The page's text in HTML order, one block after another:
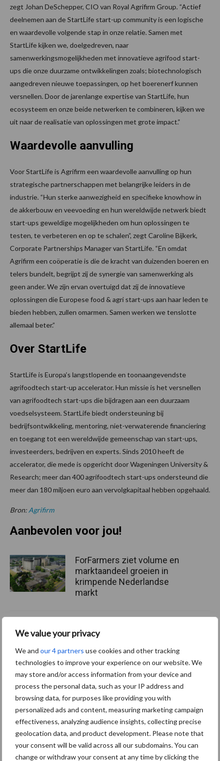
We value your privacy
We and our 4 partners use cookies and other tracking
technologies to improve your experience on our website. We
may store and/or access information from your device and
process the personal data, such as your IP address and
browsing data, for purposes like providing you with
personalized ads and content, measuring marketing campaign
effectiveness, analyzing audience insights, collecting precise
geolocation data, and product development. Please note that
your consent will be valid across all our subdomains. You can
change or withdraw your consent at any time by clicking the
zegt Johan DeSchepper, CIO van Royal Agrifirm Group. “Actief
deelnemen aan de StartLife start-up community is een logische
en waardevolle volgende stap in onze relatie. Samen met
StartLife kijken we, doelgedreven, naar
samenwerkingsmogelijkheden met innovatieve agrifood start-
ups die onze duurzame ontwikkelingen zoals; biotechnologisch
aangedreven nieuwe toepassingen, op het boerenerf kunnen
versnellen. Door de jarenlange expertise van StartLife, hun
ecosysteem en onze beide netwerken te combineren, kijken we
uit naar de realisatie van oplossingen met grote impact.”
Waardevolle aanvulling
Voor StartLife is Agrifirm een waardevolle aanvulling op hun
strategische partnerschappen met belangrijke leiders in de
industrie. “Hun sterke aanwezigheid en specifieke knowhow in
de akkerbouw en veevoeding en hun wereldwijde netwerk biedt
start-ups geweldige mogelijkheden om hun oplossingen te
testen, te verbeteren en op te schalen”, zegt Caroline Bijkerk,
Corporate Partnerships Manager van StartLife. “En omdat
Agrifirm een coöperatie is die de kracht van duizenden boeren en
telers bundelt, begrijpt zij de synergie van samenwerking als
geen ander. We zijn ervan overtuigd dat zij de innovatieve
oplossingen die Europese food & agri start-ups aan haar leden te
bieden hebben, zullen omarmen. Samen werken we tenslotte
allemaal beter.”
Over StartLife
StartLife is Europa’s langstlopende en toonaangevendste
agrifoodtech start-up accelerator. Hun missie is het versnellen
van agrifoodtech start-ups die bijdragen aan een duurzaam
voedselsysteem. StartLife biedt ondersteuning bij
bedrijfsontwikkeling, mentoring, niet-verwaterende financiering
en toegang tot een wereldwijde gemeenschap van start-ups,
investeerders, bedrijven en experts. Sinds 2010 heeft de
accelerator, die mede is opgericht door Wageningen University &
Research; meer dan 400 agrifoodtech start-ups ondersteund die
meer dan 180 miljoen euro aan vervolgkapitaal hebben opgehaald.
Bron: Agrifirm
Aanbevolen voor jou!
ForFarmers ziet volume en
marktaandeel groeien in
krimpende Nederlandse
markt
een langere levensduur
“Vraag naar praktische
hygieneoplossingen is in
Polen groter dan ooit”